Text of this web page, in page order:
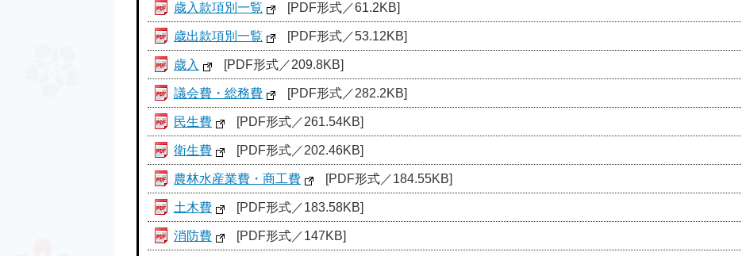
歳入款項別一覧 [PDF形式／61.2KB]
歳出款項別一覧 [PDF形式／53.12KB]
歳入 [PDF形式／209.8KB]
議会費・総務費 [PDF形式／282.2KB]
民生費 [PDF形式／261.54KB]
衛生費 [PDF形式／202.46KB]
農林水産業費・商工費 [PDF形式／184.55KB]
土木費 [PDF形式／183.58KB]
消防費 [PDF形式／147KB]